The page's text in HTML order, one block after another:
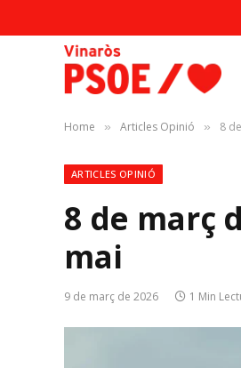
Home » Articles Opinió » 8
ARTICLES OPINIÓ
8 de març
mai
9 de març de 2026 1 Min